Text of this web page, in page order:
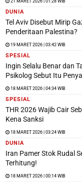
21 MARET 2026 | 01:28 WIB
DUNIA
Tel Aviv Disebut Mirip
Penderitaan Palestina?
19 MARET 2026 | 03:42 WIB
SPESIAL
Ingin Selalu Benar dan
Psikolog Sebut Itu
18 MARET 2026 | 04:34 WIB
SPESIAL
THR 2026 Wajib Cair
Kena Sanksi
18 MARET 2026 | 03:24 WIB
DUNIA
Iran Pamer Stok Rudal
Terhitung!
18 MARET 2026 | 00:14 WIB